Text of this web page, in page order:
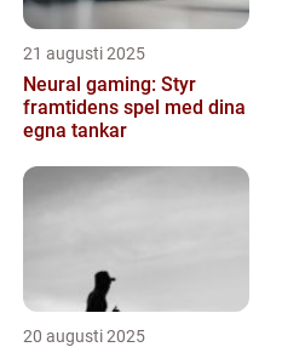
21 augusti 2025
Neural gaming: Styr
framtidens spel med dina
egna tankar
20 augusti 2025